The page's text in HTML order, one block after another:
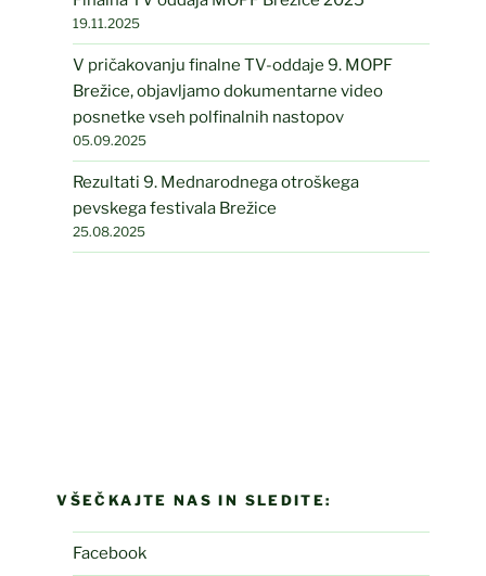
19.11.2025
V pričakovanju finalne TV-oddaje 9. MOPF
Brežice, objavljamo dokumentarne video
posnetke vseh polfinalnih nastopov
05.09.2025
Rezultati 9. Mednarodnega otroškega
pevskega festivala Brežice
25.08.2025
VŠEČKAJTE NAS IN SLEDITE:
Facebook